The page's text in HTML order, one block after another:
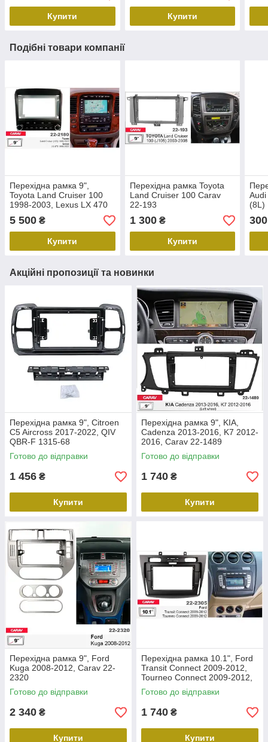
Купити Купити
Подібні товари компанії
Перехідна рамка 9",
Toyota Land Cruiser 100
1998-2003, Lexus LX 470
1998-2002, Carav 22-2182
5 500 ₴
Купити
Перехідна рамка Toyota
Land Cruiser 100 Carav
22-193
1 300₴
Купити
(8L)
300
Акційні пропозиції та новинки
Перехідна рамка 9", Citroen
C5 Aircross 2017-2022, QIV
QBR-F 1315-68
Готово до відправки
1 456 ₴
Купити
Перехідна рамка 9", KIA,
Cadenza 2013-2016, K7 2012-
2016, Carav 22-1489
Готово до відправки
1 740 ₴
Купити
Перехідна рамка 9", Ford
Kuga 2008-2012, Carav 22-
2320
Готово до відправки
2 340 ₴
Купити
Перехідна рамка 10.1", Ford
Transit Connect 2009-2012,
Tourneo Connect 2009-2012,
Carav 22-2305
Готово до відправки
1 740 ₴
Купити